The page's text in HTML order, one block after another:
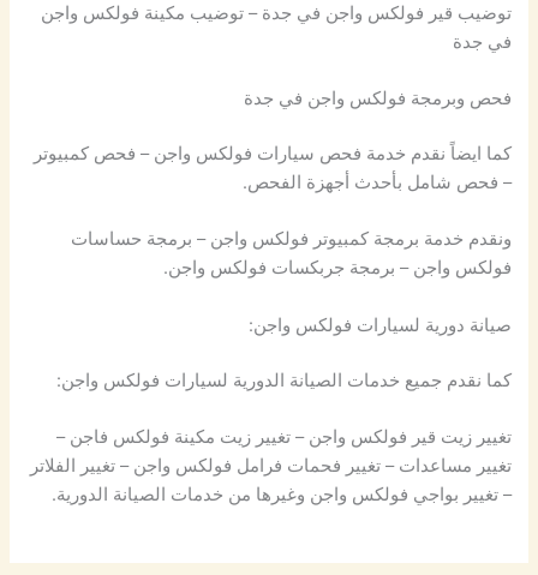
توضيب قير فولكس واجن في جدة – توضيب مكينة فولكس واجن
في جدة
فحص وبرمجة فولكس واجن في جدة
كما ايضاً نقدم خدمة فحص سيارات فولكس واجن – فحص كمبيوتر
– فحص شامل بأحدث أجهزة الفحص.
ونقدم خدمة برمجة كمبيوتر فولكس واجن – برمجة حساسات
فولكس واجن – برمجة جربكسات فولكس واجن.
صيانة دورية لسيارات فولكس واجن:
كما نقدم جميع خدمات الصيانة الدورية لسيارات فولكس واجن:
تغيير زيت قير فولكس واجن – تغيير زيت مكينة فولكس فاجن –
تغيير مساعدات – تغيير فحمات فرامل فولكس واجن – تغيير الفلاتر
– تغيير بواجي فولكس واجن وغيرها من خدمات الصيانة الدورية.